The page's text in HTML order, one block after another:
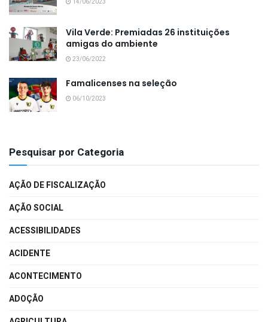
14/06/2023
Vila Verde: Premiadas 26 instituições
amigas do ambiente
23/06/2022
Famalicenses na seleção
06/10/2023
Pesquisar por Categoria
AÇÃO DE FISCALIZAÇÃO
AÇÃO SOCIAL
ACESSIBILIDADES
ACIDENTE
ACONTECIMENTO
ADOÇÃO